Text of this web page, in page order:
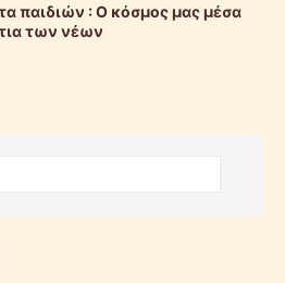
παιδιών : Ο κόσμος μας μέσα
των νέων